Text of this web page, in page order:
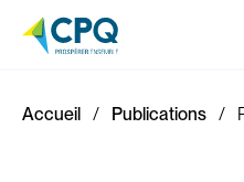
Accueil Publications